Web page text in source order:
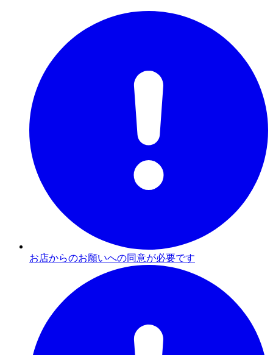
お店からのお願いへの同意が必要です